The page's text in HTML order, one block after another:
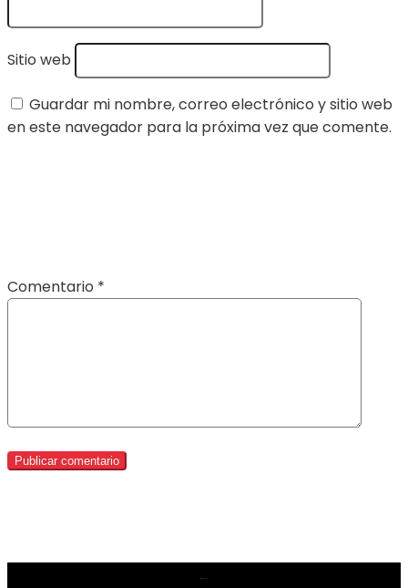
Sitio web
Guardar mi nombre, correo electrónico y sitio web
en este navegador para la próxima vez que comente.
Comentario *